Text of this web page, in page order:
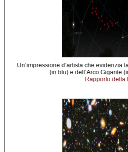
Un’impressione d’artista che evidenzia
(in blu) e dell’Arco Gigante
Rapporto della